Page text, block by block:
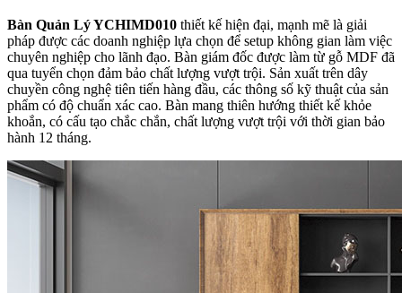
Bàn Quản Lý YCHIMD010 thiết kế hiện đại, mạnh mẽ là giải
pháp được các doanh nghiệp lựa chọn để setup không gian làm việc
chuyên nghiệp cho lãnh đạo. Bàn giám đốc được làm từ gỗ MDF đã
qua tuyển chọn đảm bảo chất lượng vượt trội. Sản xuất trên dây
chuyền công nghệ tiên tiến hàng đầu, các thông số kỹ thuật của sản
phẩm có độ chuẩn xác cao. Bàn mang thiên hướng thiết kế khỏe
khoắn, có cấu tạo chắc chắn, chất lượng vượt trội với thời gian bảo
hành 12 tháng.